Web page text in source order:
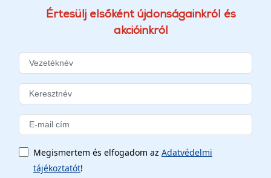
Értesülj elsőként újdonságainkról és
akcióinkról
Megismertem és elfogadom az Adatvédelmi
tájékoztatót!